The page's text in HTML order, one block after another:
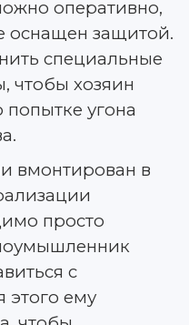
оперативно,
оснащен защитой.
специальные
чтобы хозяин
угона
вмонтирован в
просто
с
этого ему